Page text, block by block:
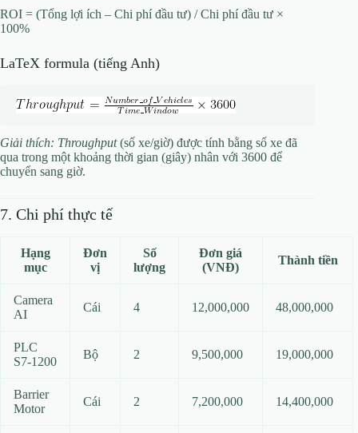
ROI = (Tổng lợi ích – Chi phí đầu tư) / Chi phí đầu tư ×
100%
LaTeX formula (tiếng Anh)
Giải thích: Throughput(số xe/giờ) được tính bằng số xe đã
qua trong một khoảng thời gian (giây) nhân với 3600 để
chuyển sang giờ.
7. Chi phí thực tế
Hạng
mục
Đơn
vị
Số
lượng
Đơn giá
(VNĐ)
Thành tiền
Camera
AI
Cái 4 12,000,000 48,000,000
PLC
S7‑1200
Bộ 2 9,500,000 19,000,000
Barrier
Motor
Cái 2 7,200,000 14,400,000